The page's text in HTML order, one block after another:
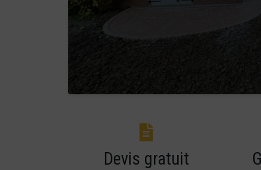
Devis gratuit